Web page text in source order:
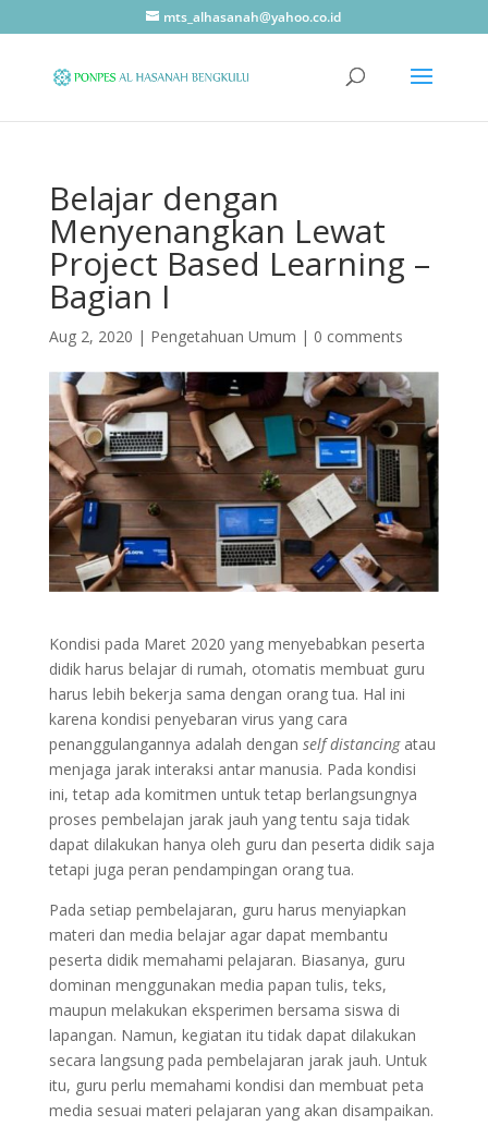
mts_alhasanah@yahoo.co.id
Belajar dengan
Menyenangkan Lewat
Project Based Learning –
Bagian I
Aug 2, 2020 | Pengetahuan Umum | 0 comments
Kondisi pada Maret 2020 yang menyebabkan peserta
didik harus belajar di rumah, otomatis membuat guru
harus lebih bekerja sama dengan orang tua. Hal ini
karena kondisi penyebaran virus yang cara
penanggulangannya adalah dengan self distancingatau
menjaga jarak interaksi antar manusia. Pada kondisi
ini, tetap ada komitmen untuk tetap berlangsungnya
proses pembelajan jarak jauh yang tentu saja tidak
dapat dilakukan hanya oleh guru dan peserta didik saja
tetapi juga peran pendampingan orang tua.
Pada setiap pembelajaran, guru harus menyiapkan
materi dan media belajar agar dapat membantu
peserta didik memahami pelajaran. Biasanya, guru
dominan menggunakan media papan tulis, teks,
maupun melakukan eksperimen bersama siswa di
lapangan. Namun, kegiatan itu tidak dapat dilakukan
secara langsung pada pembelajaran jarak jauh. Untuk
itu, guru perlu memahami kondisi dan membuat peta
media sesuai materi pelajaran yang akan disampaikan.